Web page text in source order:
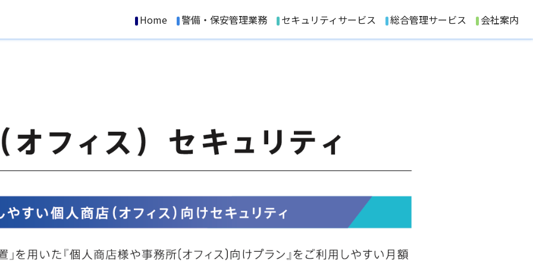
Home 警備・保安管理業務 セキュリティサービス 総合管理サービス 会社案内